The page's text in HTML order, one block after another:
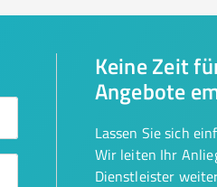
Keine Zeit
Angebote
Lassen Sie sich
Wir leiten Ihr
Dienstleister